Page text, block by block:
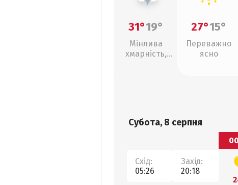
31°19°
Мінлива
хмарність,
27°15°
Переважно
ясно
Субота, 8 серпня
Схід:
05:26
Захід:
20:18